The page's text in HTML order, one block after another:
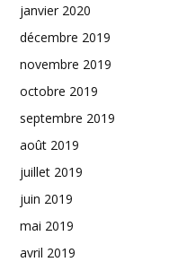
janvier 2020
décembre 2019
novembre 2019
octobre 2019
septembre 2019
août 2019
juillet 2019
juin 2019
mai 2019
avril 2019